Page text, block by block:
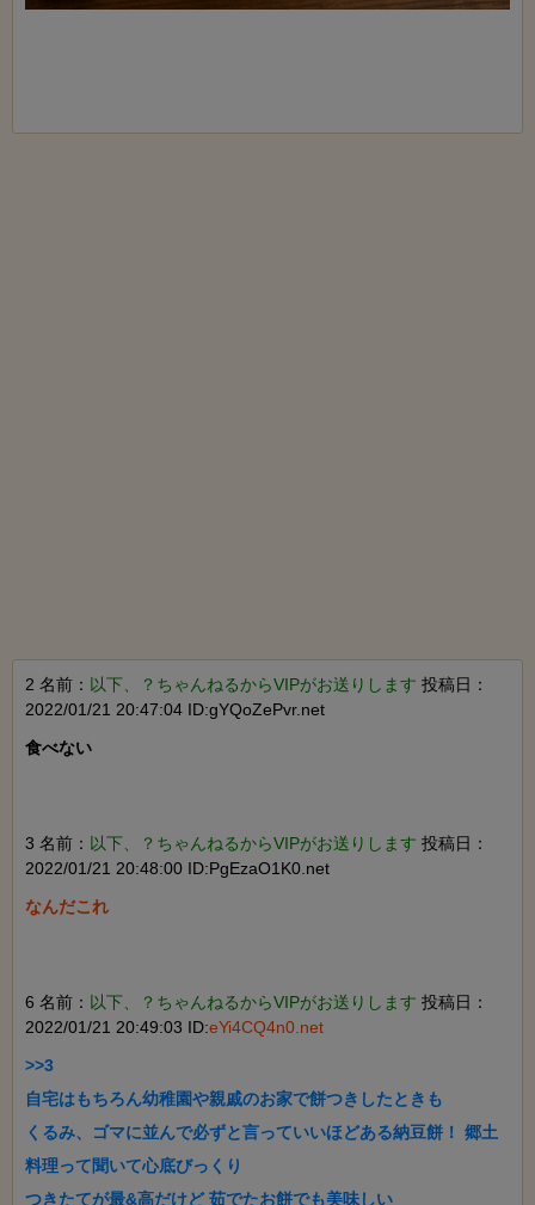
2 名前： 以下、？ちゃんねるからVIPがお送りします 投稿日：
2022/01/21 20:47:04 ID:gYQoZePvr.net
食べない
3 名前： 以下、？ちゃんねるからVIPがお送りします 投稿日：
2022/01/21 20:48:00 ID:PgEzaO1K0.net
なんだこれ
6 名前： 以下、？ちゃんねるからVIPがお送りします 投稿日：
2022/01/21 20:49:03 ID:eYi4CQ4n0.net
>>3
自宅はもちろん幼稚園や親戚のお家で餅つきしたときも
くるみ、ゴマに並んで必ずと言っていいほどある納豆餅！ 郷土
料理って聞いて心底びっくり